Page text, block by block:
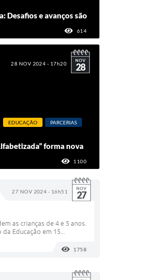
Desafios e avanços são
614
28 NOV 2024 - 17h20 NOV
28
EDUCAÇÃO
PARCERIAS
forma nova
1100
27 NOV 2024 - 16h51 NOV
27
as crianças de 4 e 5 anos.
Educação em 15...
1758